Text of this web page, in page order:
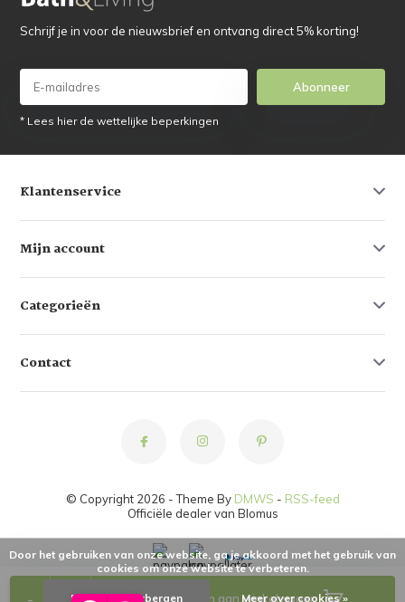
Toevoegen aan winkelwagen
Schrijf je in voor de nieuwsbrief en ontvang direct 5% korting!
Abonneer
* Lees hier de wettelijke beperkingen
Klantenservice
Mijn account
Categorieën
Contact
© Copyright 2026 - Theme By DMWS - RSS-feed
Officiële dealer van Blomus
Door het gebruiken van onze website, ga je akkoord met het gebruik van
cookies om onze website te verbeteren.
Dit bericht verbergen Meer over cookies »